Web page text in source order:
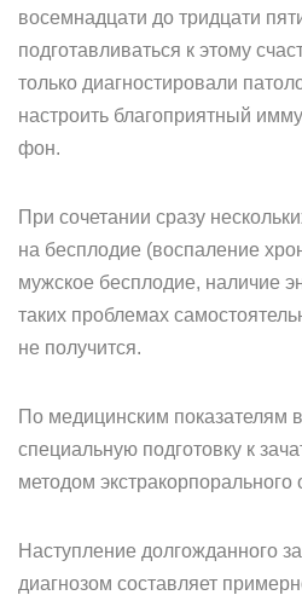
восемнадцати до тридцати
подготавливаться к этому
только диагностировали
настроить благоприятный
фон.
При сочетании сразу
на бесплодие (воспаление
мужское бесплодие, наличие
таких проблемах
не получится.
По медицинским показателям
специальную подготовку к
методом экстракорпорального
Наступление долгожданного
диагнозом составляет